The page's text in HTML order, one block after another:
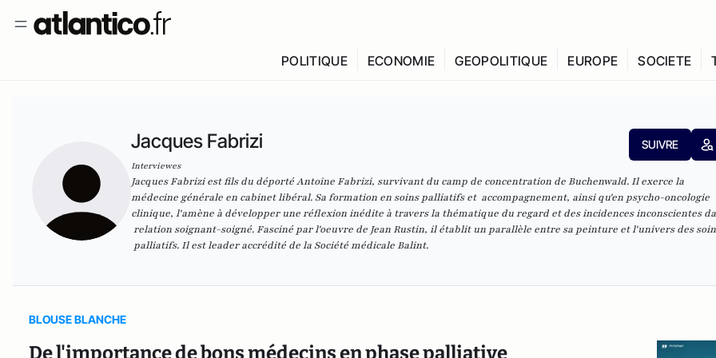
POLITIQUE ECONOMIE GEOPOLITIQUE EUROPE SOCIETE
Jacques Fabrizi
Interviewes
SUIVRE
Jacques Fabrizi est fils du déporté Antoine Fabrizi, survivant du camp de concentration de Buchenwald. Il exerce la
médecine générale en cabinet libéral. Sa formation en soins palliatifs et accompagnement, ainsi qu'en psycho-oncologie
clinique, l'amène à développer une réflexion inédite à travers la thématique du regard et des incidences inconscientes
relation soignant-soigné. Fasciné par l'oeuvre de Jean Rustin, il établit un parallèle entre sa peinture et l'univers des
palliatifs. Il est leader accrédité de la Société médicale Balint.
BLOUSE BLANCHE
De l'importance de bons médecins en phase palliative